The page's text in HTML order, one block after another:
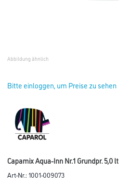
Abbildung ähnlich
Bitte einloggen, um Preise zu sehen
Capamix Aqua-Inn Nr.1 Grundpr. 5,0
Art-Nr.:1001-009073